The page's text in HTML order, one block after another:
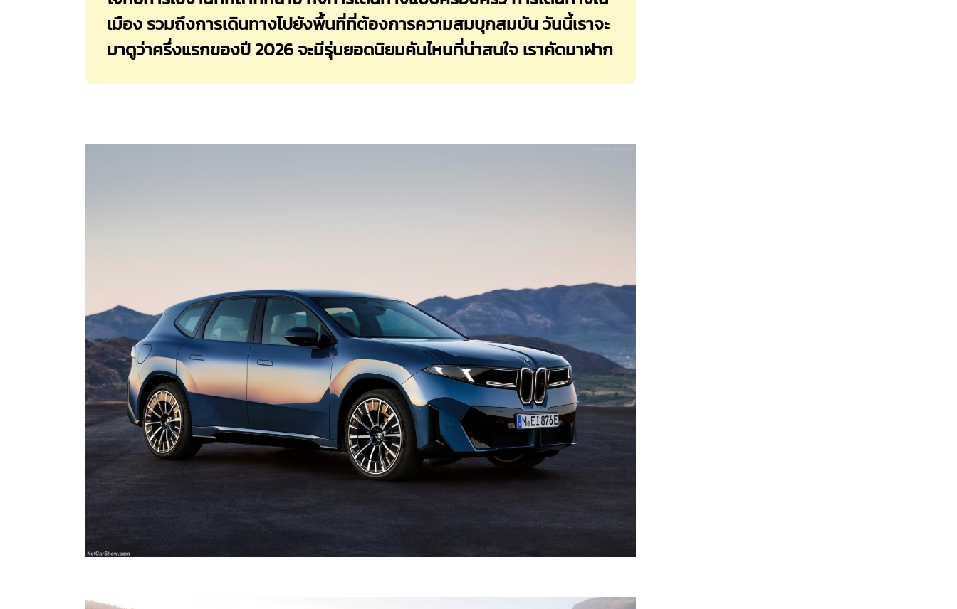
เมือง รวมถึงการเดินทางไปยังพื้นที่ที่ต้องการความสมบุกสมบัน วันนี้เราจะ
มาดูว่าครึ่งแรกของปี 2026 จะมีรุ่นยอดนิยมคันไหนที่น่าสนใจ เราคัดมาฝาก